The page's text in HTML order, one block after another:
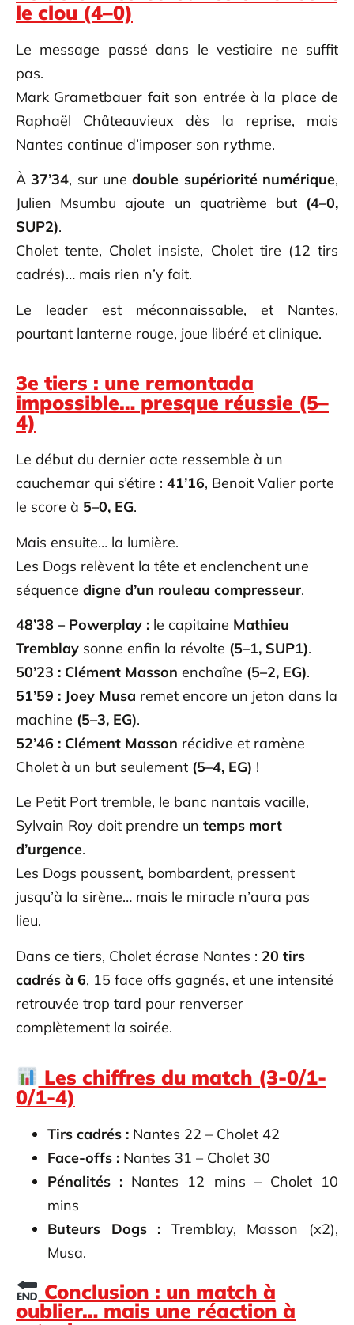
le clou (4–0)
Le message passé dans le vestiaire ne suffit
pas.
Mark Grametbauer fait son entrée à la place de
Raphaël Châteauvieux dès la reprise, mais
Nantes continue d’imposer son rythme.
À37’34, sur unedouble supériorité numérique,
Julien Msumbu ajoute un quatrième but (4–0,
SUP2).
Cholet tente, Cholet insiste, Cholet tire (12 tirs
cadrés)… mais rien n’y fait.
Le leader est méconnaissable, et Nantes,
pourtant lanterne rouge, joue libéré et clinique.
3e tiers : une remontada
impossible… presque réussie (5–
4)
Le début du dernier acte ressemble à un
cauchemar qui s’étire : 41’16, Benoit Valier porte
le score à 5–0, EG.
Mais ensuite… la lumière.
Les Dogs relèvent la tête et enclenchent une
séquence digne d’un rouleau compresseur.
48’38 – Powerplay : le capitaine Mathieu
Tremblay sonne enfin la révolte (5–1, SUP1).
50’23 : Clément Masson enchaîne (5–2, EG).
51’59 : Joey Musa remet encore un jeton dans la
machine (5–3, EG).
52’46 : Clément Masson récidive et ramène
Cholet à un but seulement (5–4, EG) !
Le Petit Port tremble, le banc nantais vacille,
Sylvain Roy doit prendre un temps mort
d’urgence.
Les Dogs poussent, bombardent, pressent
jusqu’à la sirène… mais le miracle n’aura pas
lieu.
Dans ce tiers, Cholet écrase Nantes : 20 tirs
cadrés à 6, 15 face offs gagnés, et une intensité
retrouvée trop tard pour renverser
complètement la soirée.
Les chiffres du match (3-0/1-
0/1-4)
Tirs cadrés : Nantes 22 – Cholet 42
Face-offs : Nantes 31 – Cholet 30
Pénalités : Nantes 12 mins – Cholet 10
mins
Buteurs Dogs : Tremblay, Masson (x2),
Musa.
Conclusion : un match à
oublier… mais une réaction à